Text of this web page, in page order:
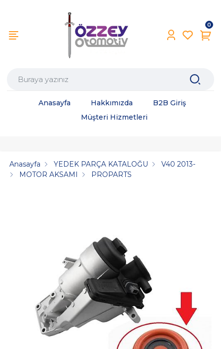
0
Anasayfa Hakkımızda
B2B Giriş
Müşteri Hizmetleri
Anasayfa YEDEK PARÇA KATALOĞU
V40 2013-
MOTOR AKSAMI
PROPARTS